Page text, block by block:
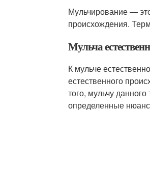
Мульчирование —
происхождения.
Мульча
К мульче
естественного
того, мульчу
определенные